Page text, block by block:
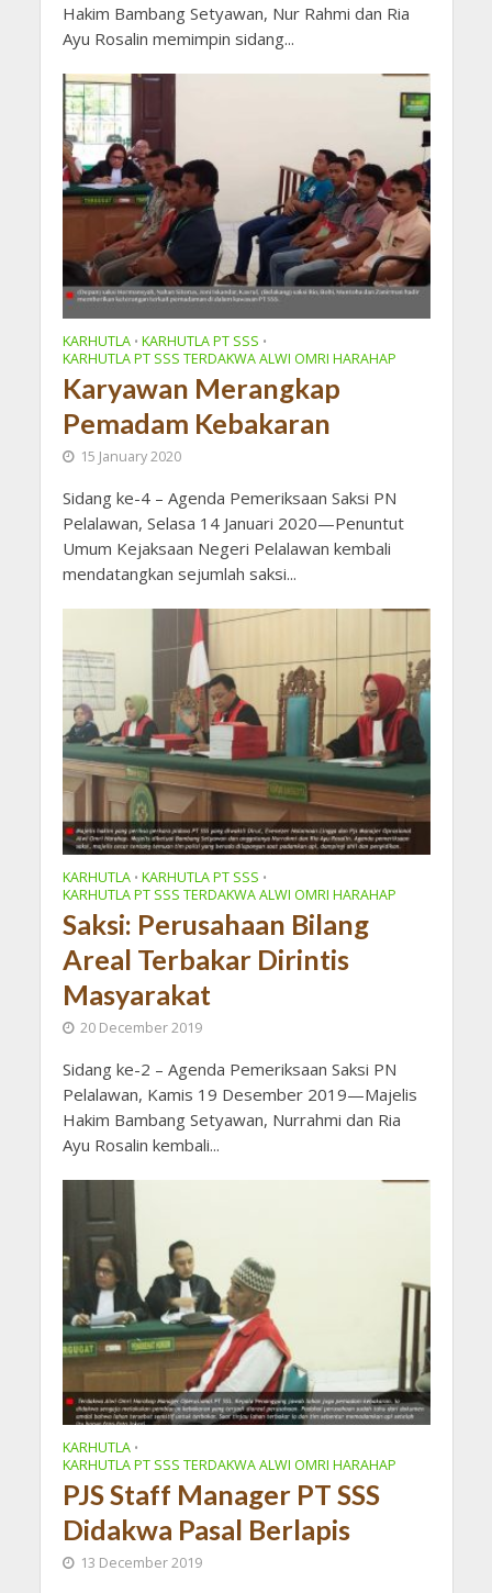
Hakim Bambang Setyawan, Nur Rahmi dan Ria
Ayu Rosalin memimpin sidang...
KARHUTLA • KARHUTLA PT SSS •
KARHUTLA PT SSS TERDAKWA ALWI OMRI HARAHAP
Karyawan Merangkap
Pemadam Kebakaran
15 January 2020
Sidang ke-4 – Agenda Pemeriksaan Saksi PN
Pelalawan, Selasa 14 Januari 2020—Penuntut
Umum Kejaksaan Negeri Pelalawan kembali
mendatangkan sejumlah saksi...
KARHUTLA • KARHUTLA PT SSS •
KARHUTLA PT SSS TERDAKWA ALWI OMRI HARAHAP
Saksi: Perusahaan Bilang
Areal Terbakar Dirintis
Masyarakat
20 December 2019
Sidang ke-2 – Agenda Pemeriksaan Saksi PN
Pelalawan, Kamis 19 Desember 2019—Majelis
Hakim Bambang Setyawan, Nurrahmi dan Ria
Ayu Rosalin kembali...
KARHUTLA •
KARHUTLA PT SSS TERDAKWA ALWI OMRI HARAHAP
PJS Staff Manager PT SSS
Didakwa Pasal Berlapis
13 December 2019